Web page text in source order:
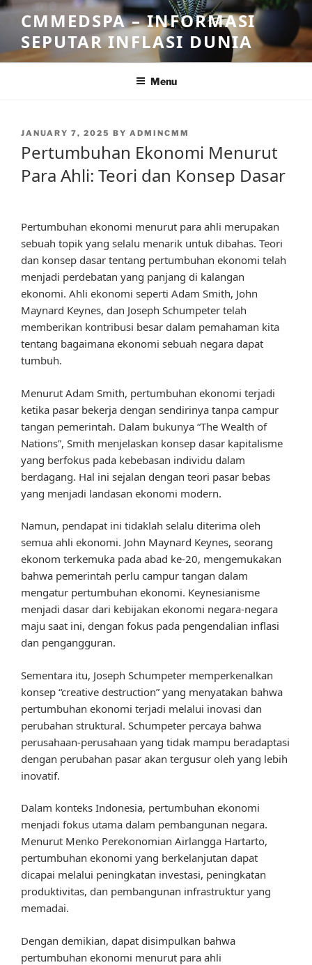
Skip
content
CMMEDSPA – INFORMASI
SEPUTAR INFLASI DUNIA
Menu
POSTED
JANUARY 7, 2025 BY ADMINCMM
Pertumbuhan Ekonomi Menurut
Para Ahli: Teori dan Konsep Dasar
Pertumbuhan ekonomi menurut para ahli merupakan
sebuah topik yang selalu menarik untuk dibahas. Teori
dan konsep dasar tentang pertumbuhan ekonomi telah
menjadi perdebatan yang panjang di kalangan
ekonomi. Ahli ekonomi seperti Adam Smith, John
Maynard Keynes, dan Joseph Schumpeter telah
memberikan kontribusi besar dalam pemahaman kita
tentang bagaimana ekonomi sebuah negara dapat
tumbuh.
Menurut Adam Smith, pertumbuhan ekonomi terjadi
ketika pasar bekerja dengan sendirinya tanpa campur
tangan pemerintah. Dalam bukunya “The Wealth of
Nations”, Smith menjelaskan konsep dasar kapitalisme
yang berfokus pada kebebasan individu dalam
berdagang. Hal ini sejalan dengan teori pasar bebas
yang menjadi landasan ekonomi modern.
Namun, pendapat ini tidaklah selalu diterima oleh
semua ahli ekonomi. John Maynard Keynes, seorang
ekonom terkemuka pada abad ke-20, mengemukakan
bahwa pemerintah perlu campur tangan dalam
mengatur pertumbuhan ekonomi. Keynesianisme
menjadi dasar dari kebijakan ekonomi negara-negara
maju saat ini, dengan fokus pada pengendalian inflasi
dan pengangguran.
Sementara itu, Joseph Schumpeter memperkenalkan
konsep “creative destruction” yang menyatakan bahwa
pertumbuhan ekonomi terjadi melalui inovasi dan
perubahan struktural. Schumpeter percaya bahwa
perusahaan-perusahaan yang tidak mampu beradaptasi
dengan perubahan pasar akan tergusur oleh yang lebih
inovatif.
Dalam konteks Indonesia, pertumbuhan ekonomi
menjadi fokus utama dalam pembangunan negara.
Menurut Menko Perekonomian Airlangga Hartarto,
pertumbuhan ekonomi yang berkelanjutan dapat
dicapai melalui peningkatan investasi, peningkatan
produktivitas, dan pembangunan infrastruktur yang
memadai.
Dengan demikian, dapat disimpulkan bahwa
pertumbuhan ekonomi menurut para ahli